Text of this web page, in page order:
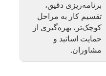
برنامه‌ریزی دقیق،
تقسیم کار به مراحل
کوچک‌تر، بهره‌گیری از
حمایت اساتید و
مشاوران.